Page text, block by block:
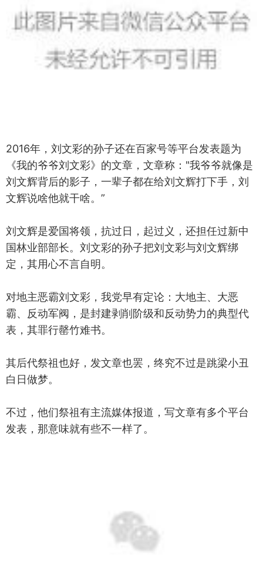
2016年，刘文彩的孙子还在百家号等平台发表题为
《我的爷爷刘文彩》的文章，文章称："我爷爷就像是
刘文辉背后的影子，一辈子都在给刘文辉打下手，刘
文辉说啥他就干啥。”
刘文辉是爱国将领，抗过日，起过义，还担任过新中
国林业部部长。刘文彩的孙子把刘文彩与刘文辉绑
定，其用心不言自明。
对地主恶霸刘文彩，我党早有定论：大地主、大恶
霸、反动军阀，是封建剥削阶级和反动势力的典型代
表，其罪行罄竹难书。
其后代祭祖也好，发文章也罢，终究不过是跳梁小丑
白日做梦。
不过，他们祭祖有主流媒体报道，写文章有多个平台
发表，那意味就有些不一样了。